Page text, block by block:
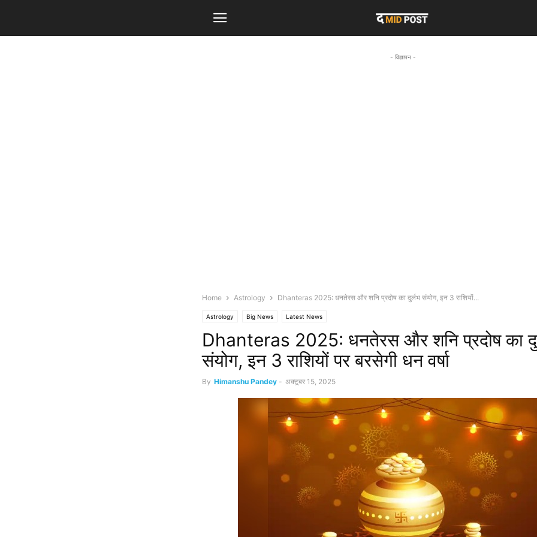
- विज्ञापन -
Home Astrology Dhanteras 2025: धनतेरस और शनि प्रदोष का दुर्लभ संयोग, इन 3 राशियों...
Astrology Big News Latest News
Dhanteras 2025: धनतेरस और शनि प्रदोष का
संयोग, इन 3 राशियों पर बरसेगी धन वर्षा
By Himanshu Pandey - अक्टूबर 15, 2025